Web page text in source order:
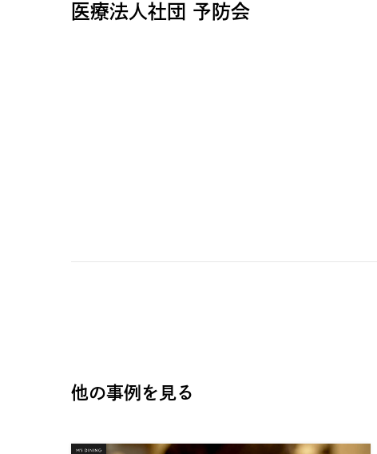
医療法人社団 予防会
他の事例を見る